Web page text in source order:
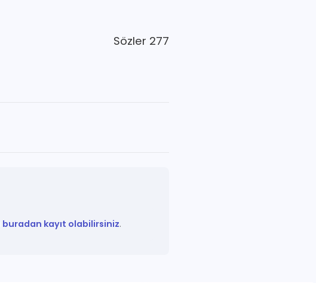
Sözler 277
buradan kayıt olabilirsiniz.